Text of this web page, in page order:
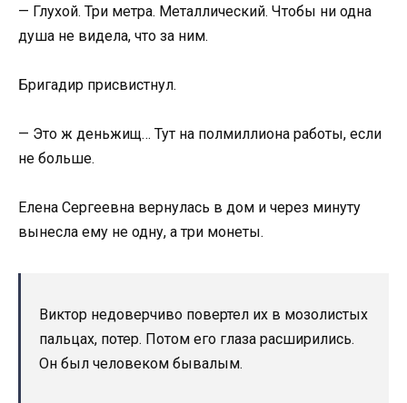
— Глухой. Три метра. Металлический. Чтобы ни одна
душа не видела, что за ним.
Бригадир присвистнул.
— Это ж деньжищ… Тут на полмиллиона работы, если
не больше.
Елена Сергеевна вернулась в дом и через минуту
вынесла ему не одну, а три монеты.
Виктор недоверчиво повертел их в мозолистых
пальцах, потер. Потом его глаза расширились.
Он был человеком бывалым.